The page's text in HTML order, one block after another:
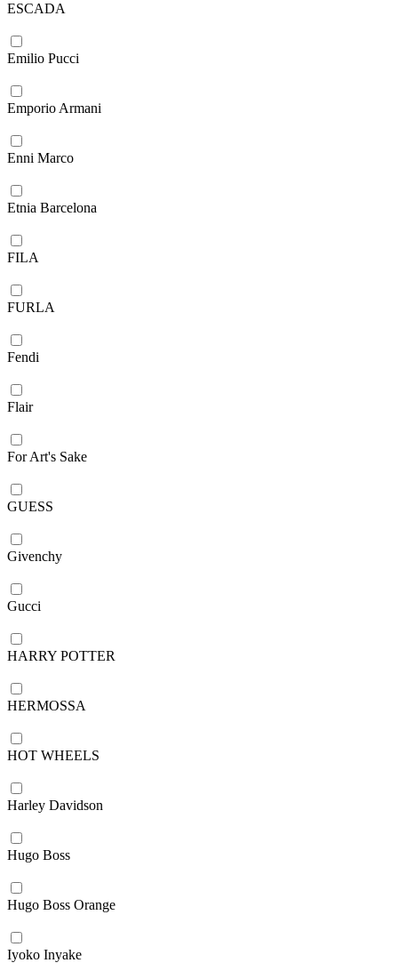
ESCADA
Emilio Pucci
Emporio Armani
Enni Marco
Etnia Barcelona
FILA
FURLA
Fendi
Flair
For Art's Sake
GUESS
Givenchy
Gucci
HARRY POTTER
HERMOSSA
HOT WHEELS
Harley Davidson
Hugo Boss
Hugo Boss Orange
Iyoko Inyake